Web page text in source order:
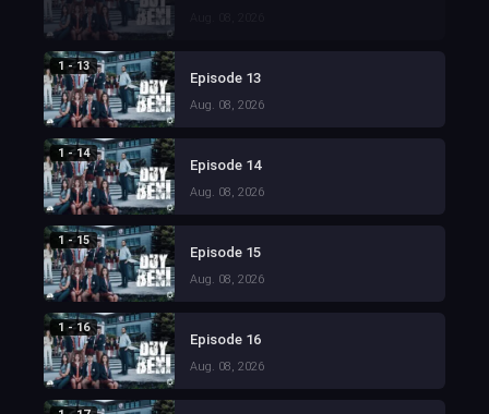
1 - 13
Episode 13
Aug. 08, 2026
1 - 14
Episode 14
Aug. 08, 2026
1 - 15
Episode 15
Aug. 08, 2026
1 - 16
Episode 16
Aug. 08, 2026